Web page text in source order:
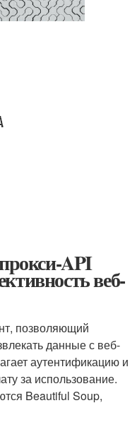
API
веб-
позволяющий
данные с веб-
аутентификацию и
за использование.
Beautiful Soup,